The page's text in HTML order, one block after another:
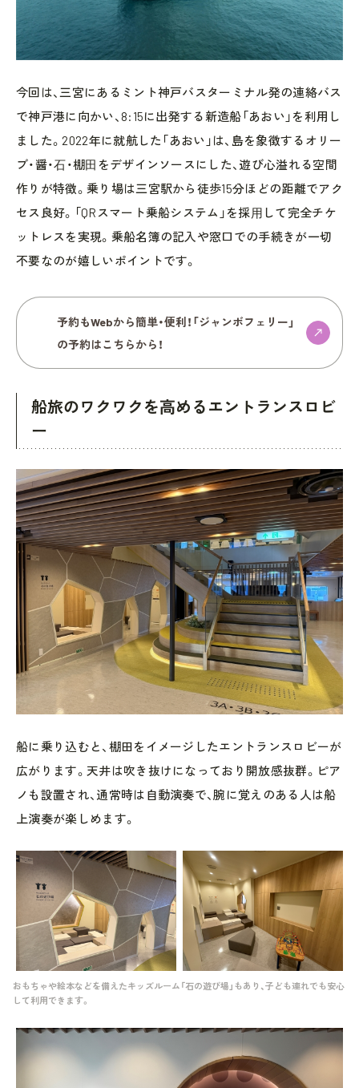
今回は、三宮にあるミント神戸バスターミナル発の連絡バス
で神戸港に向かい、8:15に出発する新造船「あおい」を利用し
ました。2022年に就航した「あおい」は、島を象徴するオリー
ブ・醤・⽯・棚⽥をデザインソースにした、遊び心溢れる空間
作りが特徴。乗り場は三宮駅から徒歩15分ほどの距離でアク
セス良好。「QRスマート乗船システム」を採⽤して完全チケ
ットレスを実現。乗船名簿の記入や窓口での手続きが一切
不要なのが嬉しいポイントです。
予約もWebから簡単・便利！「ジャンボフェリー」
の予約はこちらから！
船旅のワクワクを高めるエントランスロビ
ー
船に乗り込むと、棚田をイメージしたエントランスロビーが
広がります。天井は吹き抜けになっており開放感抜群。ピア
ノも設置され、通常時は自動演奏で、腕に覚えのある人は船
上演奏が楽しめます。
おもちゃや絵本などを備えたキッズルーム「石の遊び場」もあり、子ども連れでも安心
して利用できます。